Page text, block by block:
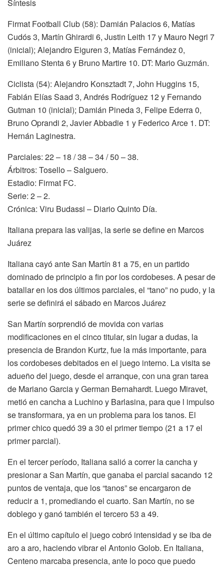
Síntesis
Firmat Football Club (58): Damián Palacios 6, Matías
Cudós 3, Martín Ghirardi 6, Justin Leith 17 y Mauro Negri 7
(inicial); Alejandro Eiguren 3, Matías Fernández 0,
Emiliano Stenta 6 y Bruno Martire 10. DT: Mario Guzmán.
Ciclista (54): Alejandro Konsztadt 7, John Huggins 15,
Fabián Elías Saad 3, Andrés Rodríguez 12 y Fernando
Gutman 10 (inicial); Damián Pineda 3, Felipe Ederra 0,
Bruno Oprandi 2, Javier Abbadie 1 y Federico Arce 1. DT:
Hernán Laginestra.
Parciales: 22 – 18 / 38 – 34 / 50 – 38.
Árbitros: Tosello – Salguero.
Estadio: Firmat FC.
Serie: 2 – 2.
Crónica: Viru Budassi – Diario Quinto Día.
Italiana prepara las valijas, la serie se define en Marcos
Juárez
Italiana cayó ante San Martín 81 a 75, en un partido
dominado de principio a fin por los cordobeses. A pesar de
batallar en los dos últimos parciales, el “tano” no pudo, y la
serie se definirá el sábado en Marcos Juárez
San Martín sorprendió de movida con varias
modificaciones en el cinco titular, sin lugar a dudas, la
presencia de Brandon Kurtz, fue la más importante, para
los cordobeses debitados en el juego interno. La visita se
adueño del juego, desde el arranque, con una gran tarea
de Mariano Garcia y German Bernahardt. Luego Miravet,
metió en cancha a Luchino y Barlasina, para que l impulso
se transformara, ya en un problema para los tanos. El
primer chico quedó 39 a 30 el primer tiempo (21 a 17 el
primer parcial).
En el tercer período, Italiana salió a correr la cancha y
presionar a San Martín, que ganaba el parcial sacando 12
puntos de ventaja, que los “tanos” se encargaron de
reducir a 1, promediando el cuarto. San Martín, no se
doblego y ganó también el tercero 53 a 49.
En el último capítulo el juego cobró intensidad y se iba de
aro a aro, haciendo vibrar el Antonio Golob. En Italiana,
Centeno marcaba presencia, ante lo poco que puedo